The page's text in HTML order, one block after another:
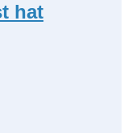
hat